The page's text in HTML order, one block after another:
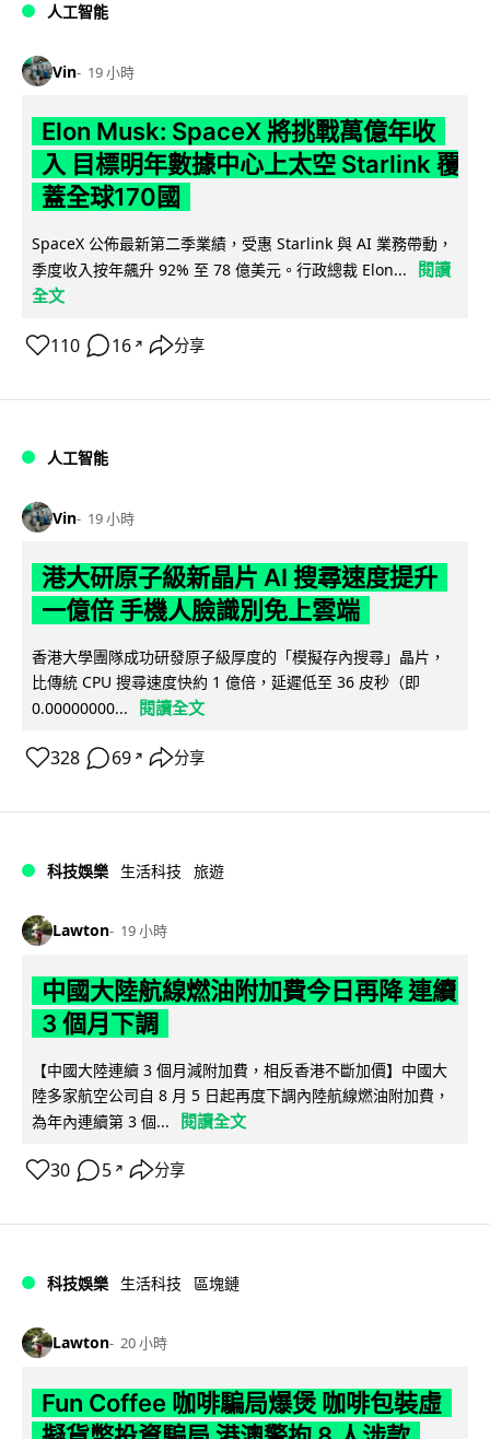
人工智能
Vin 19 小時
Elon Musk: SpaceX 將挑戰萬億年收
入 目標明年數據中心上太空 Starlink 覆
蓋全球170國
SpaceX 公佈最新第二季業績，受惠 Starlink 與 AI 業務帶動，
季度收入按年飆升 92% 至 78 億美元。行政總裁 Elon...
閱讀
全文
110 16 ↗ 分享
人工智能
Vin 19 小時
港大研原子級新晶片 AI 搜尋速度提升
一億倍 手機人臉識別免上雲端
香港大學團隊成功研發原子級厚度的「模擬存內搜尋」晶片，
比傳統 CPU 搜尋速度快約 1 億倍，延遲低至 36 皮秒（即
0.00000000...
閱讀全文
328 69 ↗ 分享
科技娛樂 生活科技 旅遊
Lawton 19 小時
中國大陸航線燃油附加費今日再降 連續
3 個月下調
【中國大陸連續 3 個月減附加費，相反香港不斷加價】中國大
陸多家航空公司自 8 月 5 日起再度下調內陸航線燃油附加費，
為年內連續第 3 個...
閱讀全文
30 5 ↗ 分享
科技娛樂 生活科技 區塊鏈
Lawton 20 小時
Fun Coffee 咖啡騙局爆煲 咖啡包裝虛